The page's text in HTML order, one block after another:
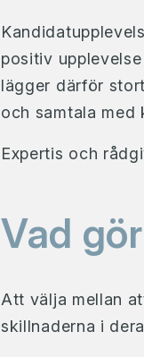
positiv
lägger därför
och samtala med
Expertis och
Vad
Att välja mellan
skillnaderna i